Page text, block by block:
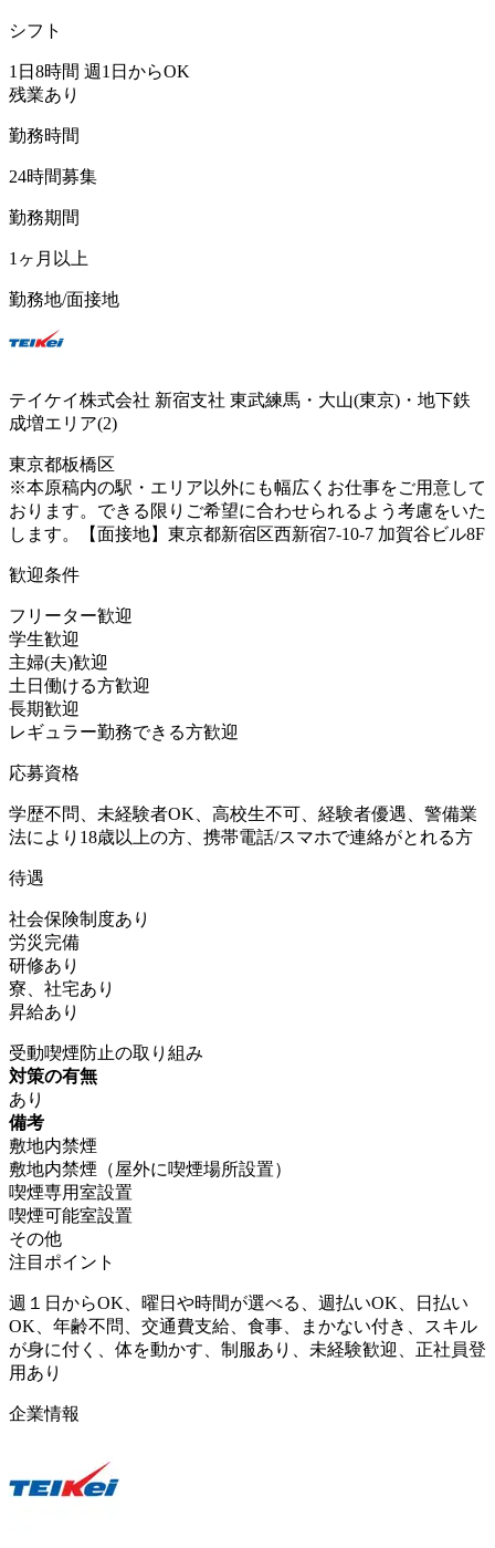
シフト
1日8時間 週1日からOK
残業あり
勤務時間
24時間募集
勤務期間
1ヶ月以上
勤務地/面接地
テイケイ株式会社 新宿支社 東武練馬・大山(東京)・地下鉄
成増エリア(2)
東京都板橋区
※本原稿内の駅・エリア以外にも幅広くお仕事をご用意して
おります。できる限りご希望に合わせられるよう考慮をいた
します。【面接地】東京都新宿区西新宿7-10-7 加賀谷ビル8F
歓迎条件
フリーター歓迎
学生歓迎
主婦(夫)歓迎
土日働ける方歓迎
長期歓迎
レギュラー勤務できる方歓迎
応募資格
学歴不問、未経験者OK、高校生不可、経験者優遇、警備業
法により18歳以上の方、携帯電話/スマホで連絡がとれる方
待遇
社会保険制度あり
労災完備
研修あり
寮、社宅あり
昇給あり
受動喫煙防止の取り組み
対策の有無
あり
備考
敷地内禁煙
敷地内禁煙（屋外に喫煙場所設置）
喫煙専用室設置
喫煙可能室設置
その他
注目ポイント
週１日からOK、曜日や時間が選べる、週払いOK、日払い
OK、年齢不問、交通費支給、食事、まかない付き、スキル
が身に付く、体を動かす、制服あり、未経験歓迎、正社員登
用あり
企業情報